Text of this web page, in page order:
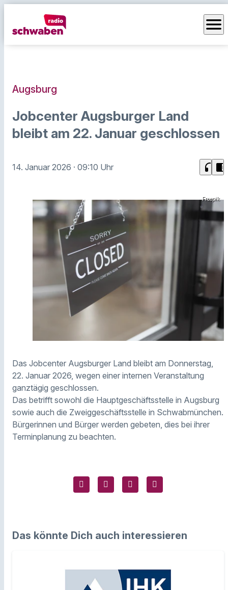
menu
Augsburg
Jobcenter Augsburger Land
bleibt am 22. Januar geschlossen
14. Januar 2026 · 09:10 Uhr headphones chrome_reader_mode
Freepik
Das Jobcenter Augsburger Land bleibt am Donnerstag,
22. Januar 2026, wegen einer internen Veranstaltung
ganztägig geschlossen.
Das betrifft sowohl die Hauptgeschäftsstelle in Augsburg
sowie auch die Zweiggeschäftsstelle in Schwabmünchen.
Bürgerinnen und Bürger werden gebeten, dies bei ihrer
Terminplanung zu beachten.
Das könnte Dich auch interessieren